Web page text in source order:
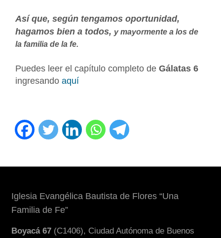
Así que, según tengamos oportunidad,
hagamos bien a todos, y mayormente a los de
la familia de la fe.
Puedes leer el capítulo completo de Gálatas 6
ingresandoaquí
Iglesia Evangélica Bautista de Flores “Una
Familia de Fe”
Boyacá 67 (C1406), Ciudad Autónoma de Buenos